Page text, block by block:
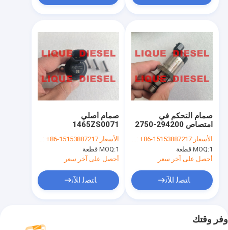
صمام أصلي
1465ZS0071
0928400689 1 465
ZS0 071 0 928 400
689 928400689
الأسعار:whatsapp/wechat: +86-15153887217
MOQ:1 قطعة
أحصل على آخر سعر
ﺎﺘﺼﻟ ﺍﻶﻧ
صمام التحكم في
امتصاص 294200-2750
4750 2942004750
صمام SCV
الأسعار:whatsapp/wechat: +86-15153887217
MOQ:1 قطعة
أحصل على آخر سعر
ﺎﺘﺼﻟ ﺍﻶﻧ
وفر وقتك